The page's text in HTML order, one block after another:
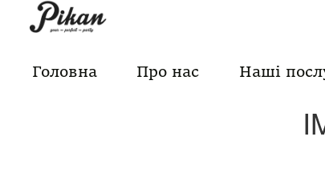
Головна Про нас Наші